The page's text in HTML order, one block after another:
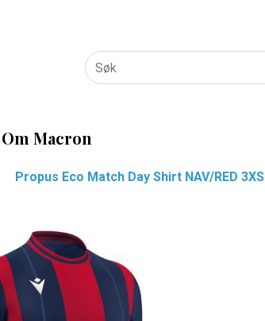
Om Macron
Propus Eco Match Day Shirt NAV/RED 3XS